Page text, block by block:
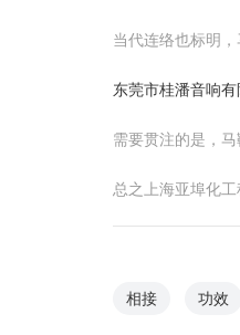
当代连络也标明
东莞市桂潘音响
需要贯注的是，
总之上海亚埠化
相接 功效